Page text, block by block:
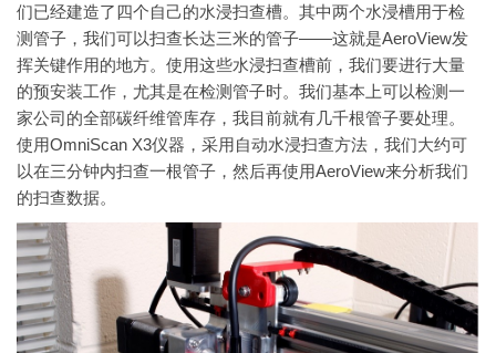
们已经建造了四个自己的水浸扫查槽。其中两个水浸槽用于检
测管子，我们可以扫查长达三米的管子——这就是AeroView发
挥关键作用的地方。使用这些水浸扫查槽前，我们要进行大量
的预安装工作，尤其是在检测管子时。我们基本上可以检测一
家公司的全部碳纤维管库存，我目前就有几千根管子要处理。
使用OmniScan X3仪器，采用自动水浸扫查方法，我们大约可
以在三分钟内扫查一根管子，然后再使用AeroView来分析我们
的扫查数据。